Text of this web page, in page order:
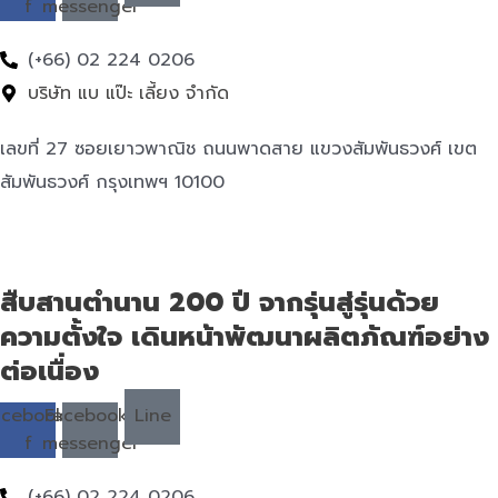
f messenger
(+66) 02 224 0206
บริษัท แบ แป๊ะ เลี้ยง จำกัด
เลขที่ 27 ซอยเยาวพาณิช ถนนพาดสาย แขวงสัมพันธวงศ์ เขต
สัมพันธวงศ์ กรุงเทพฯ 10100
สืบสานตำนาน 200 ปี จากรุ่นสู่รุ่นด้วย
ความตั้งใจ เดินหน้าพัฒนาผลิตภัณฑ์อย่าง
ต่อเนื่อง
f
Facebook-
messenger
Line